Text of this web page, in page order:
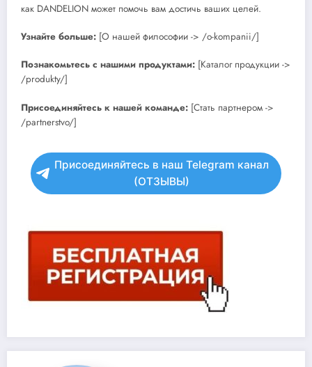
как DANDELION может помочь вам достичь ваших целей.
Узнайте больше: [О нашей философии -> /o-kompanii/]
Познакомьтесь с нашими продуктами: [Каталог продукции ->
/produkty/]
Присоединяйтесь к нашей команде: [Стать партнером ->
/partnerstvo/]
Присоединяйтесь в наш Telegram канал
(ОТЗЫВЫ)